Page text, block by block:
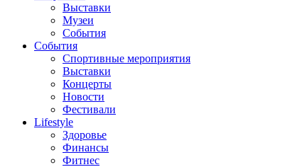
Выставки
Музеи
События
События
Спортивные мероприятия
Выставки
Концерты
Новости
Фестивали
Lifestyle
Здоровье
Финансы
Фитнес